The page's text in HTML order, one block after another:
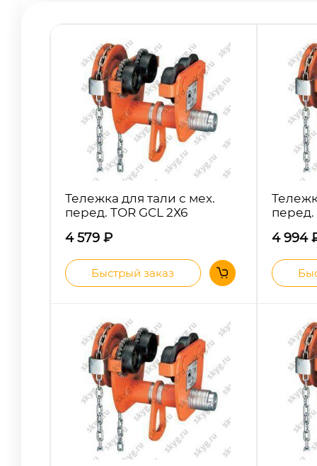
Тележка для тали с мех.
перед. TOR GCL 2Х6
4 579 ₽
Быстрый заказ
перед.
4 994